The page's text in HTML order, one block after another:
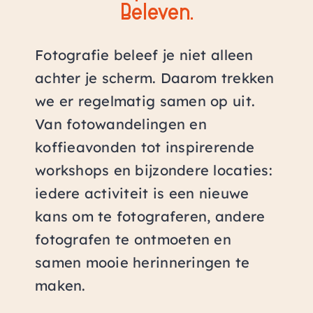
Beleven.
Fotografie beleef je niet alleen
achter je scherm. Daarom trekken
we er regelmatig samen op uit.
Van fotowandelingen en
koffieavonden tot inspirerende
workshops en bijzondere locaties:
iedere activiteit is een nieuwe
kans om te fotograferen, andere
fotografen te ontmoeten en
samen mooie herinneringen te
maken.